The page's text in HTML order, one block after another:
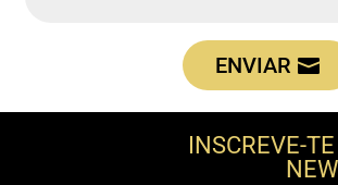
ENVIAR
INSCREVE-